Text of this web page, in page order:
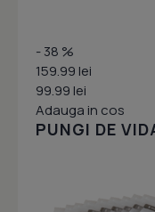
- 38 %
159.99 lei
99.99 lei
Adauga in cos
PUNGI DE